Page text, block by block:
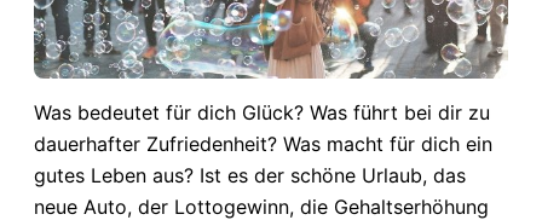
Was bedeutet für dich Glück? Was führt bei dir zu
dauerhafter Zufriedenheit? Was macht für dich ein
gutes Leben aus? Ist es der schöne Urlaub, das
neue Auto, der Lottogewinn, die Gehaltserhöhung